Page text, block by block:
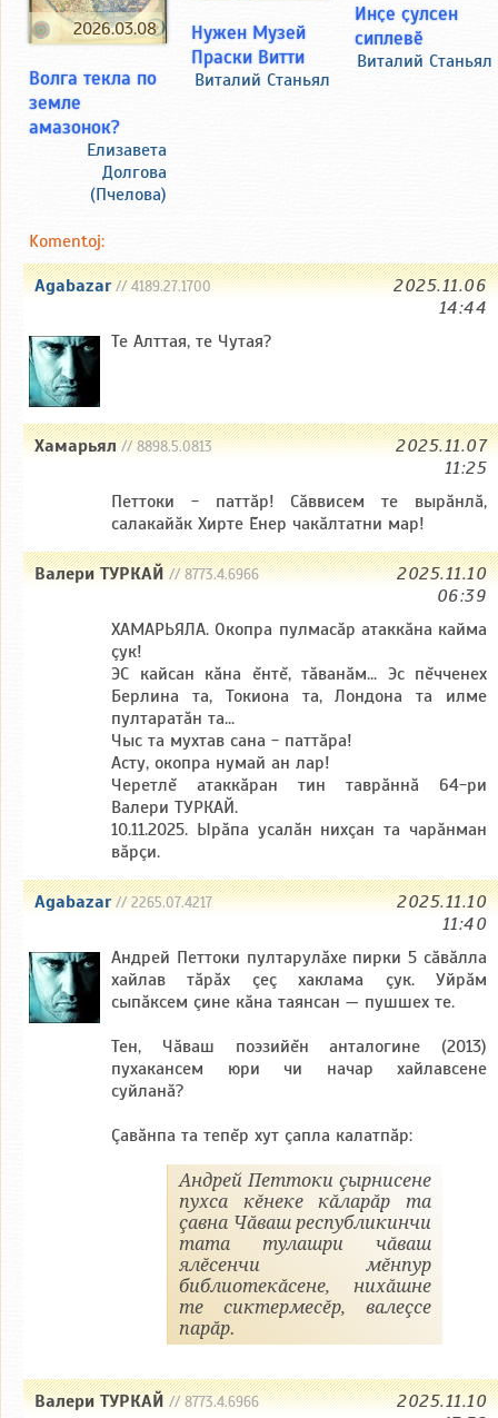
2026.03.08
Волга текла по
земле
амазонок?
Елизавета
Долгова
(Пчелова)
Нужен Музей
Праски Витти
Виталий Станьял
Инҫе ҫулсен
сиплевӗ
Виталий Станьял
Komentoj:
Agabazar// 4189.27.1700
2025.11.06
14:44
Те Алттая, те Чутая?
Хамарьял// 8898.5.0813
2025.11.07
11:25
Петтоки - паттăр! Сăввисем те вырăнлă,
салакайăк Хирте Ĕнер чакăлтатни мар!
Валери ТУРКАЙ// 8773.4.6966
2025.11.10
06:39
ХАМАРЬЯЛА. Окопра пулмасăр атаккăна кайма
çук!
ЭС кайсан кăна ĕнтĕ, тăванăм... Эс пĕчченех
Берлина та, Токиона та, Лондона та илме
пултаратăн та...
Чыс та мухтав сана - паттăра!
Асту, окопра нумай ан лар!
Черетлĕ атаккăран тин таврăннă 64-ри
Валери ТУРКАЙ.
10.11.2025. Ырăпа усалăн нихçан та чарăнман
вăрçи.
Agabazar// 2265.07.4217
2025.11.10
11:40
Андрей Петтоки пултарулăхе пирки 5 сăвăлла
хайлав тăрăх çеç хаклама çук. Уйрăм
сыпăксем çине кăна таянсан — пушшех те.
Тен, Чăваш поэзийĕн анталогине (2013)
пухакансем юри чи начар хайлавсене
суйланă?
Çавăнпа та тепĕр хут çапла калатпăр:
Андрей Петтоки çырнисене
пухса кĕнеке кăларăр та
çавна Чăваш республикинчи
тата тулашри чăваш
ялĕсенчи мĕнпур
библиотекăсене, нихăшне
те сиктермесĕр, валеçсе
парăр.
Валери ТУРКАЙ// 8773.4.6966
2025.11.10